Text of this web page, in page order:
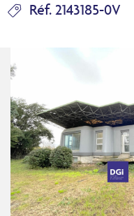
Réf. 2143185-0V